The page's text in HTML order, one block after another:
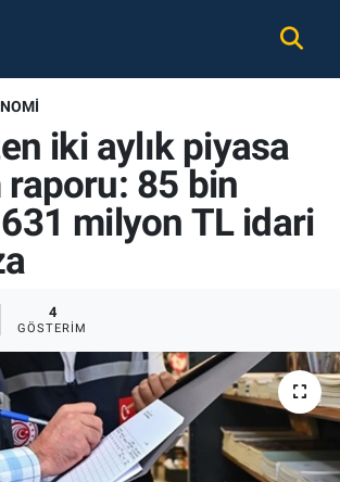
iki aylık piyasa
85 bin
milyon TL idari
4
GÖSTERIM
Durumu ve Fikstür
Haberleri